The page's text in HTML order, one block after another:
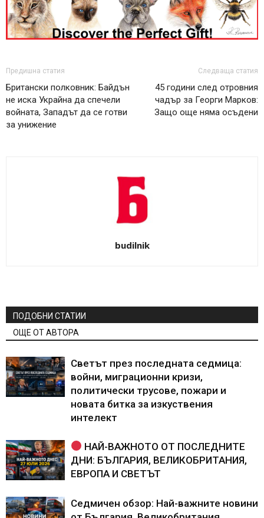
Предишна статия
Британски полковник: Байдън
не иска Украйна да спечели
войната, Западът да се готви
за унижение
Следваща статия
45 години след отровния
чадър за Георги Марков:
Защо още няма осъдени
budilnik
ПОДОБНИ СТАТИИ
ОЩЕ ОТ АВТОРА
Светът през последната седмица:
войни, миграционни кризи,
политически трусове, пожари и
новата битка за изкуствения
интелект
НАЙ-ВАЖНОТО ОТ ПОСЛЕДНИТЕ
ДНИ: БЪЛГАРИЯ, ВЕЛИКОБРИТАНИЯ,
ЕВРОПА И СВЕТЪТ
Седмичен обзор: Най-важните новини